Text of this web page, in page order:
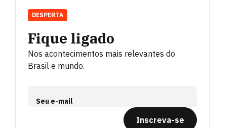
Fique ligado
Nos acontecimentos mais relevantes do
Brasil e mundo.
Seu e-mail
Inscreva-se
DESPERTA